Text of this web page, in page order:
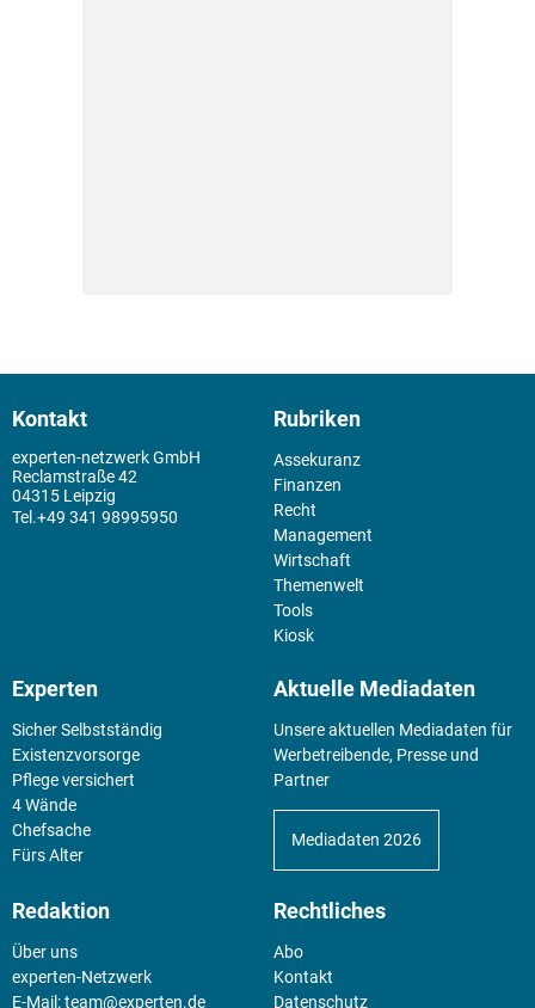
Kontakt
experten-netzwerk GmbH
Reclamstraße 42
04315 Leipzig
+49 341 98995950
Rubriken
Assekuranz
Finanzen
Recht
Management
Wirtschaft
Themenwelt
Tools
Kiosk
Experten
Sicher Selbstständig
Existenz­vorsorge
Pflege versichert
4 Wände
Chefsache
Fürs Alter
Aktuelle Mediadaten
Unsere aktuellen Mediadaten für
Werbetreibende, Presse und
Partner
Mediadaten 2026
Redaktion
Über uns
experten-Netzwerk
E-Mail:team@experten.de
Rechtliches
Abo
Kontakt
Datenschutz